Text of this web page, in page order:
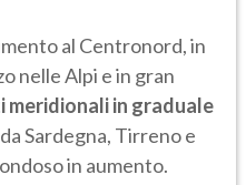
al Centronord, in
nelle Alpi e in gran
meridionali in graduale
Sardegna, Tirreno e
in aumento.